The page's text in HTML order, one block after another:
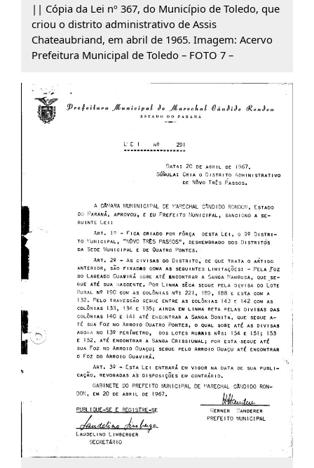
|| Cópia da Lei nº 367, do Município de Toledo, que
criou o distrito administrativo de Assis
Chateaubriand, em abril de 1965. Imagem: Acervo
Prefeitura Municipal de Toledo – FOTO 7 –